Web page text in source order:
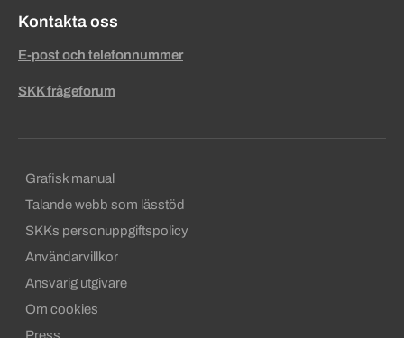
Kontakta oss
E-post och telefonnummer
SKK frågeforum
Sekundära sidfotslänkar
Grafisk manual
Talande webb som lässtöd
SKKs personuppgiftspolicy
Användarvillkor
Ansvarig utgivare
Om cookies